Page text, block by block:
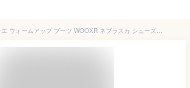
[サンシャ] バレエ ウォームアップ ブーツ WOOXR ネブラスカ シューズカバー 楽屋用ブーツ 子供・ジュニア・大人【フラワー -5(24.0-25.0)】